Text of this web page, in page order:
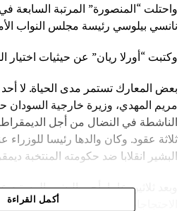
واحتلت “المنصورة” المرتبة السابعة
نانسي بيلوسي رئيسة مجلس النواب
وكتبت “أورلا ريان” عن حيثيات اختيار
بعض المعارك تستمر مدى الحياة. لا
مريم المهدي، وزيرة خارجية السودان
الناشطة في النضال من أجل
ثلاثة عقود. وكان والدها رئيسا للوزراء
البشير انقلابا ضد حكومته المنتخبة
وبعد ثلاثين عاما، أجبر البشير
الاحتجاجات. لطالما هيمن الرجال على
أكمل القراءة